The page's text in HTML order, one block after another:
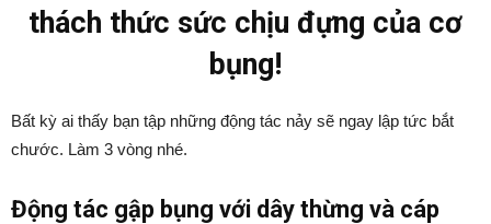
thách thức sức chịu đựng của cơ
bụng!
Bất kỳ ai thấy bạn tập những động tác nảy sẽ ngay lập tức bắt
chước. Làm 3 vòng nhé.
Động tác gập bụng với dây thừng và cáp